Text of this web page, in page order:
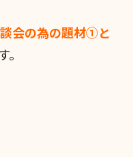
会の為の題材①と